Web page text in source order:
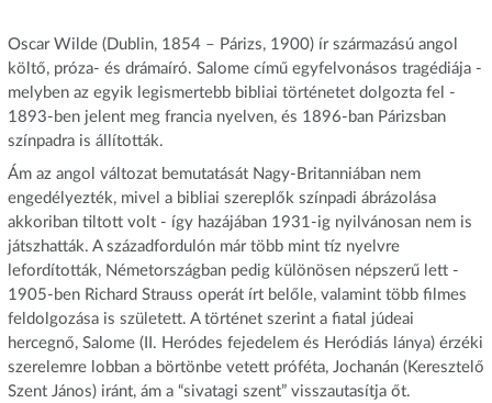
Oscar Wilde (Dublin, 1854 – Párizs, 1900) ír származású angol
költő, próza- és drámaíró. Salome című egyfelvonásos tragédiája -
melyben az egyik legismertebb bibliai történetet dolgozta fel -
1893-ben jelent meg francia nyelven, és 1896-ban Párizsban
színpadra is állították.
Ám az angol változat bemutatását Nagy-Britanniában nem
engedélyezték, mivel a bibliai szereplők színpadi ábrázolása
akkoriban tiltott volt - így hazájában 1931-ig nyilvánosan nem is
játszhatták. A századfordulón már több mint tíz nyelvre
lefordították, Németországban pedig különösen népszerű lett -
1905-ben Richard Strauss operát írt belőle, valamint több filmes
feldolgozása is született. A történet szerint a fiatal júdeai
hercegnő, Salome (II. Heródes fejedelem és Heródiás lánya) érzéki
szerelemre lobban a börtönbe vetett próféta, Jochanán (Keresztelő
Szent János) iránt, ám a “sivatagi szent” visszautasítja őt.